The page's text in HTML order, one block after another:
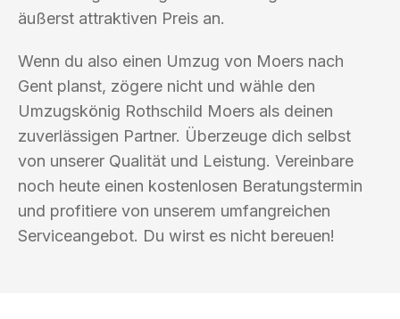
äußerst attraktiven Preis an.
Wenn du also einen Umzug von Moers nach
Gent planst, zögere nicht und wähle den
Umzugskönig Rothschild Moers als deinen
zuverlässigen Partner. Überzeuge dich selbst
von unserer Qualität und Leistung. Vereinbare
noch heute einen kostenlosen Beratungstermin
und profitiere von unserem umfangreichen
Serviceangebot. Du wirst es nicht bereuen!